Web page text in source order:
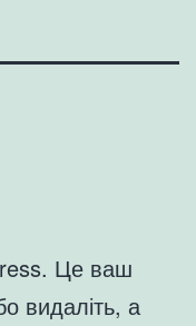
Це ваш
видаліть, а